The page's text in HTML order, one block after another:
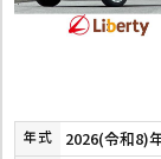
年式 2026(令和8)